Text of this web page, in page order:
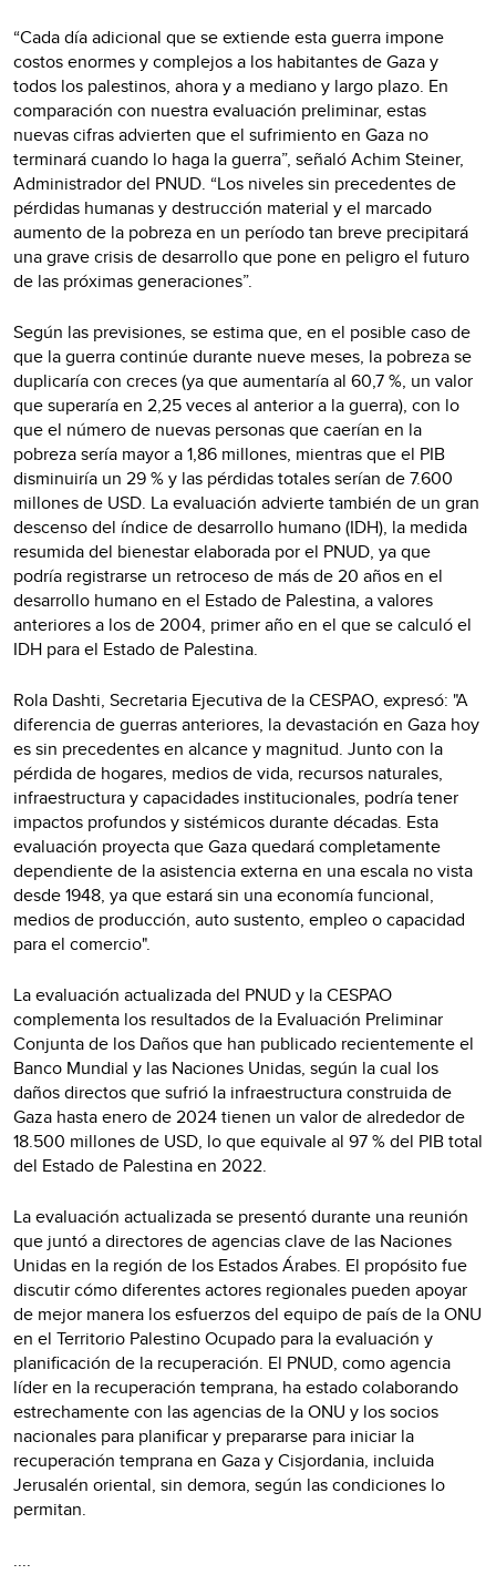
“Cada día adicional que se extiende esta guerra impone
costos enormes y complejos a los habitantes de Gaza y
todos los palestinos, ahora y a mediano y largo plazo. En
comparación con nuestra evaluación preliminar, estas
nuevas cifras advierten que el sufrimiento en Gaza no
terminará cuando lo haga la guerra”, señaló Achim Steiner,
Administrador del PNUD. “Los niveles sin precedentes de
pérdidas humanas y destrucción material y el marcado
aumento de la pobreza en un período tan breve precipitará
una grave crisis de desarrollo que pone en peligro el futuro
de las próximas generaciones”.
Según las previsiones, se estima que, en el posible caso de
que la guerra continúe durante nueve meses, la pobreza se
duplicaría con creces (ya que aumentaría al 60,7 %, un valor
que superaría en 2,25 veces al anterior a la guerra), con lo
que el número de nuevas personas que caerían en la
pobreza sería mayor a 1,86 millones, mientras que el PIB
disminuiría un 29 % y las pérdidas totales serían de 7.600
millones de USD. La evaluación advierte también de un gran
descenso del índice de desarrollo humano (IDH), la medida
resumida del bienestar elaborada por el PNUD, ya que
podría registrarse un retroceso de más de 20 años en el
desarrollo humano en el Estado de Palestina, a valores
anteriores a los de 2004, primer año en el que se calculó el
IDH para el Estado de Palestina.
Rola Dashti, Secretaria Ejecutiva de la CESPAO, expresó: "A
diferencia de guerras anteriores, la devastación en Gaza hoy
es sin precedentes en alcance y magnitud. Junto con la
pérdida de hogares, medios de vida, recursos naturales,
infraestructura y capacidades institucionales, podría tener
impactos profundos y sistémicos durante décadas. Esta
evaluación proyecta que Gaza quedará completamente
dependiente de la asistencia externa en una escala no vista
desde 1948, ya que estará sin una economía funcional,
medios de producción, auto sustento, empleo o capacidad
para el comercio".
La evaluación actualizada del PNUD y la CESPAO
complementa los resultados de la Evaluación Preliminar
Conjunta de los Daños que han publicado recientemente el
Banco Mundial y las Naciones Unidas, según la cual los
daños directos que sufrió la infraestructura construida de
Gaza hasta enero de 2024 tienen un valor de alrededor de
18.500 millones de USD, lo que equivale al 97 % del PIB total
del Estado de Palestina en 2022.
La evaluación actualizada se presentó durante una reunión
que juntó a directores de agencias clave de las Naciones
Unidas en la región de los Estados Árabes. El propósito fue
discutir cómo diferentes actores regionales pueden apoyar
de mejor manera los esfuerzos del equipo de país de la ONU
en el Territorio Palestino Ocupado para la evaluación y
planificación de la recuperación. El PNUD, como agencia
líder en la recuperación temprana, ha estado colaborando
estrechamente con las agencias de la ONU y los socios
nacionales para planificar y prepararse para iniciar la
recuperación temprana en Gaza y Cisjordania, incluida
Jerusalén oriental, sin demora, según las condiciones lo
permitan.
....